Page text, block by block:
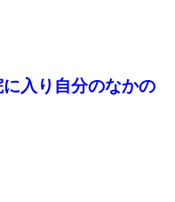
入り自分のなかの